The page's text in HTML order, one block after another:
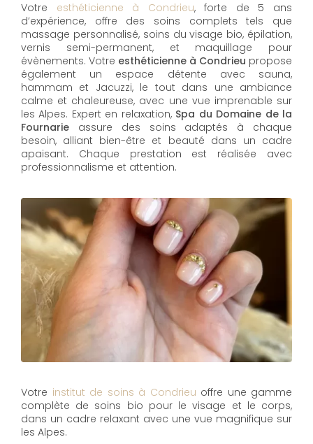
Votre esthéticienne à Condrieu, forte de 5 ans
d’expérience, offre des soins complets tels que
massage personnalisé, soins du visage bio, épilation,
vernis semi-permanent, et maquillage pour
évènements. Votre esthéticienne à Condrieu propose
également un espace détente avec sauna,
hammam et Jacuzzi, le tout dans une ambiance
calme et chaleureuse, avec une vue imprenable sur
les Alpes. Expert en relaxation, Spa du Domaine de la
Fournarie assure des soins adaptés à chaque
besoin, alliant bien-être et beauté dans un cadre
apaisant. Chaque prestation est réalisée avec
professionnalisme et attention.
Votre institut de soins à Condrieu offre une gamme
complète de soins bio pour le visage et le corps,
dans un cadre relaxant avec une vue magnifique sur
les Alpes.